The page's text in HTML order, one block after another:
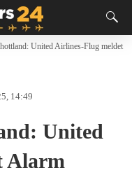
United Airlines-Flug meldet
14:49
United
Alarm